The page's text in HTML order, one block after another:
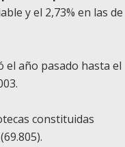
y el 2,73% en las de
el año pasado hasta el
constituidas